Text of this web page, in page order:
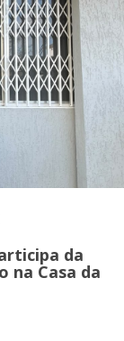
da
na Casa da